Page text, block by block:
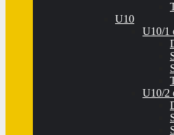
U10
U10/1
U10/2